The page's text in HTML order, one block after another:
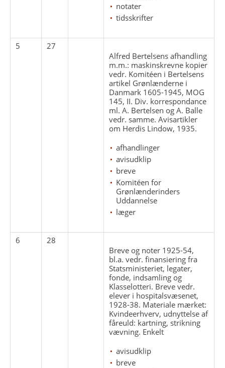
notater
tidsskrifter
5
27
Alfred Bertelsens afhandling
m.m.: maskinskrevne kopier
vedr. Komitéen i Bertelsens
artikel Grønlænderne i
Danmark 1605-1945, MOG
145, II. Div. korrespondance
ml. A. Bertelsen og A. Balle
vedr. samme. Avisartikler
om Herdis Lindow, 1935.
afhandlinger
avisudklip
breve
Komitéen for
Grønlænderinders
Uddannelse
læger
6
28
Breve og noter 1925-54,
bl.a. vedr. finansiering fra
Statsministeriet, legater,
fonde, indsamling og
Klasselotteri. Breve vedr.
elever i hospitalsvæsenet,
1928-38. Materiale mærket:
Kvindeerhverv, udnyttelse af
fåreuld: kartning, strikning
vævning. Enkelt
avisudklip
breve